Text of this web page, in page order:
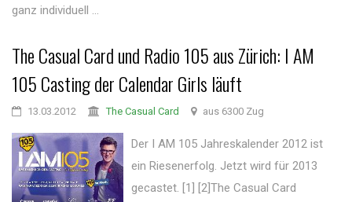
ganz individuell ...
The Casual Card und Radio 105 aus Zürich: I AM
105 Casting der Calendar Girls läuft
13.03.2012 The Casual Card aus 6300 Zug
Der I AM 105 Jahreskalender 2012 ist
ein Riesenerfolg. Jetzt wird für 2013
gecastet. [1] [2]The Casual Card